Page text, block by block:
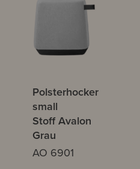
Polsterhocker
small
Stoff Avalon
Grau
AO 6901